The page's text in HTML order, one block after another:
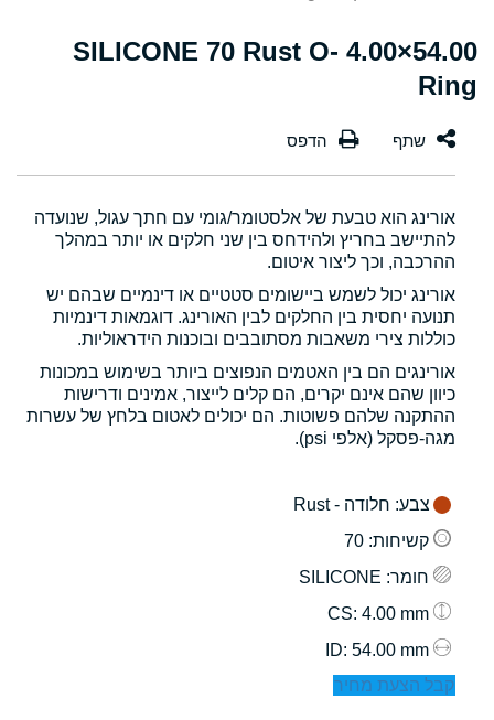
54.00×4.00 SILICONE 70 Rust O-
Ring
אורינג הוא טבעת של אלסטומר/גומי עם חתך עגול, שנועדה
להתיישב בחריץ ולהידחס בין שני חלקים או יותר במהלך
ההרכבה, וכך ליצור איטום.
אורינג יכול לשמש ביישומים סטטיים או דינמיים שבהם יש
תנועה יחסית בין החלקים לבין האורינג. דוגמאות דינמיות
כוללות צירי משאבות מסתובבים ובוכנות הידראוליות.
אורינגים הם בין האטמים הנפוצים ביותר בשימוש במכונות
כיוון שהם אינם יקרים, הם קלים לייצור, אמינים ודרישות
ההתקנה שלהם פשוטות. הם יכולים לאטום בלחץ של עשרות
מגה-פסקל (אלפי psi).
צבע: חלודה - Rust
קשיחות: 70
חומר: SILICONE
: 4.00 mm
: 54.00 mm
קבל הצעת מחיר